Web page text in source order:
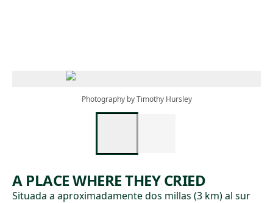
Photography by Timothy Hursley
A PLACE WHERE THEY CRIED
Situada a aproximadamente dos millas (3 km) al sur